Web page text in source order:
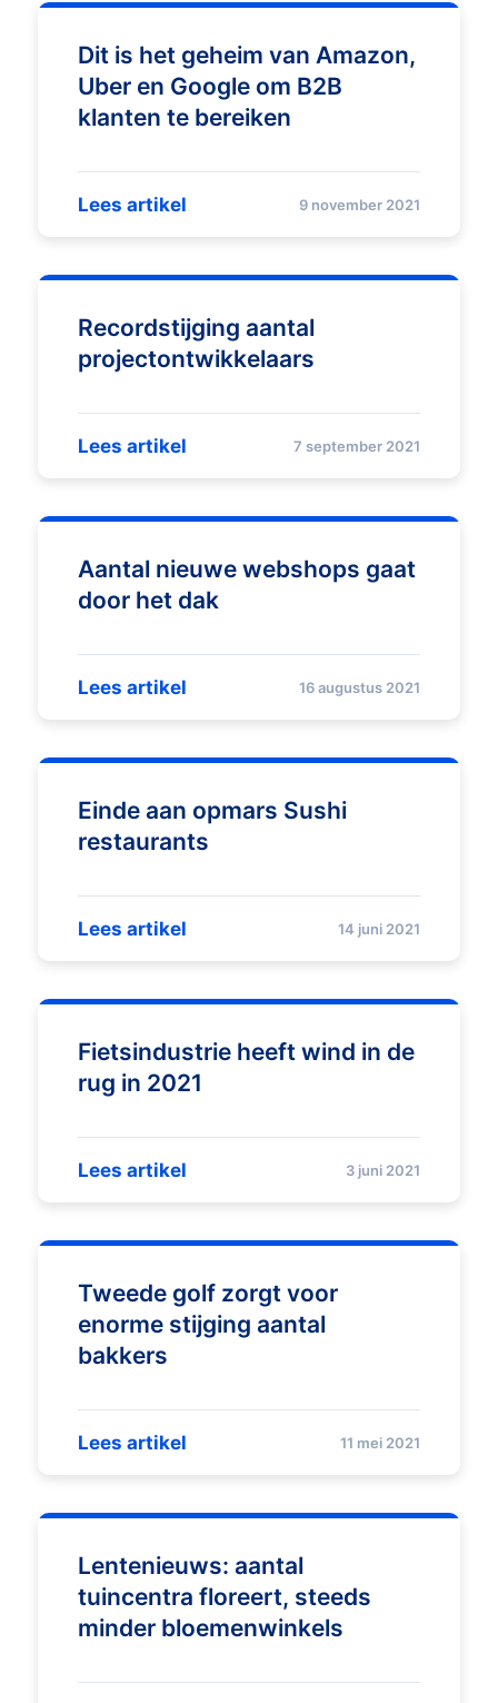
Dit is het geheim van Amazon,
Uber en Google om B2B
klanten te bereiken
Lees artikel 9 november 2021
Recordstijging aantal
projectontwikkelaars
Lees artikel 7 september 2021
Aantal nieuwe webshops gaat
door het dak
Lees artikel 16 augustus 2021
Einde aan opmars Sushi
restaurants
Lees artikel 14 juni 2021
Fietsindustrie heeft wind in de
rug in 2021
Lees artikel 3 juni 2021
Tweede golf zorgt voor
enorme stijging aantal
bakkers
Lees artikel 11 mei 2021
Lentenieuws: aantal
tuincentra floreert, steeds
minder bloemenwinkels